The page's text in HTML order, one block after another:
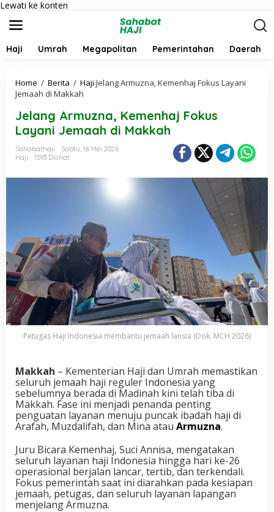
Lewati ke konten
Haji Umrah Megapolitan Pemerintahan Daerah
Home / Berita / Haji Jelang Armuzna, Kemenhaj Fokus Layani
Jemaah di Makkah
Jelang Armuzna, Kemenhaj Fokus
Layani Jemaah di Makkah
Sahabathaji
Sabtu, 16 Mei 2026
Haji
1393 Dilihat
Petugas Haji Indonesia membantu jemaah lansia (Dok. MCH 2026)
Makkah – Kementerian Haji dan Umrah memastikan
seluruh jemaah haji reguler Indonesia yang
sebelumnya berada di Madinah kini telah tiba di
Makkah. Fase ini menjadi penanda penting
penguatan layanan menuju puncak ibadah haji di
Arafah, Muzdalifah, dan Mina atau Armuzna.
Juru Bicara Kemenhaj, Suci Annisa, mengatakan
seluruh layanan haji Indonesia hingga hari ke-26
operasional berjalan lancar, tertib, dan terkendali.
Fokus pemerintah saat ini diarahkan pada kesiapan
jemaah, petugas, dan seluruh layanan lapangan
menjelang Armuzna.